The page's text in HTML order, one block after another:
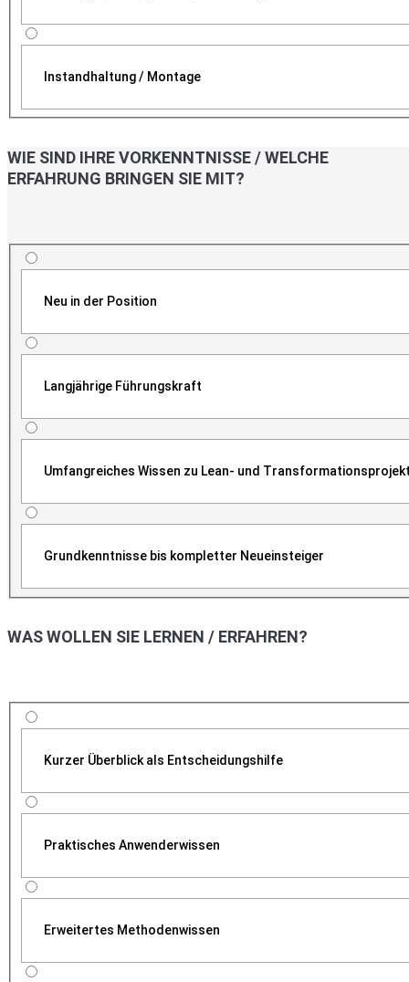
Instandhaltung / Montage
WIE SIND IHRE VORKENNTNISSE / WELCHE
ERFAHRUNG BRINGEN SIE MIT?
Neu in der Position
Langjährige Führungskraft
Umfangreiches Wissen zu Lean- und
Grundkenntnisse bis kompletter Neueinsteiger
WAS WOLLEN SIE LERNEN / ERFAHREN?
Kurzer Überblick als Entscheidungshilfe
Praktisches Anwenderwissen
Erweitertes Methodenwissen